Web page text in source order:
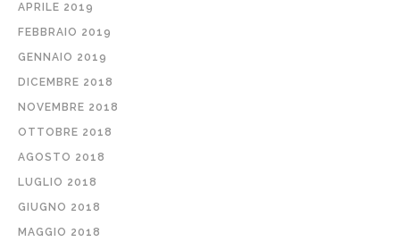
APRILE 2019
FEBBRAIO 2019
GENNAIO 2019
DICEMBRE 2018
NOVEMBRE 2018
OTTOBRE 2018
AGOSTO 2018
LUGLIO 2018
GIUGNO 2018
MAGGIO 2018